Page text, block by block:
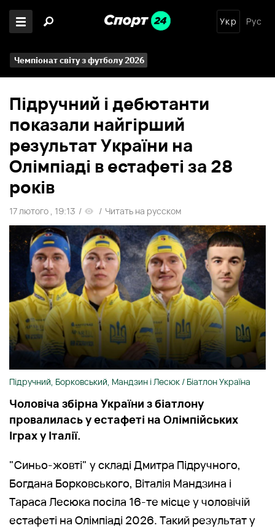
Укр Рус
Чемпіонат світу з футболу 2026
Підручний і дебютанти
показали найгірший
результат України на
Олімпіаді в естафеті за 28
років
17 лютого , 19:13 / / Читать на русском
Підручний, Борковський, Мандзин і Лесюк / Біатлон Україна
Чоловіча збірна України з біатлону
провалилась у естафеті на Олімпійських
Іграх у Італії.
"Синьо-жовті" у складі Дмитра Підручного,
Богдана Борковського, Віталія Мандзина і
Тараса Лесюка посіла 16-те місце у чоловічій
естафеті на Олімпіаді 2026. Такий результат у